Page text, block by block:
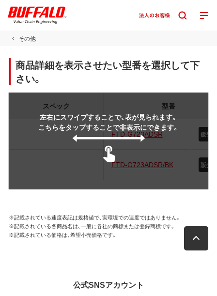
その他
商品詳細を表示させたい型番を選択して下
さい。
左右にスワイプすることで、表が見られます。
こちらをタップすることで非表示にできます。
スペック 型番
FTD-G723ADSR 販売
FTD-G723ADSR/BK 販売
※記載されている速度表記は規格値で、実環境での速度ではありません。
※記載されている各商品名は、一般に各社の商標または登録商標です。
※記載されている価格は、希望小売価格です。
公式SNSアカウント